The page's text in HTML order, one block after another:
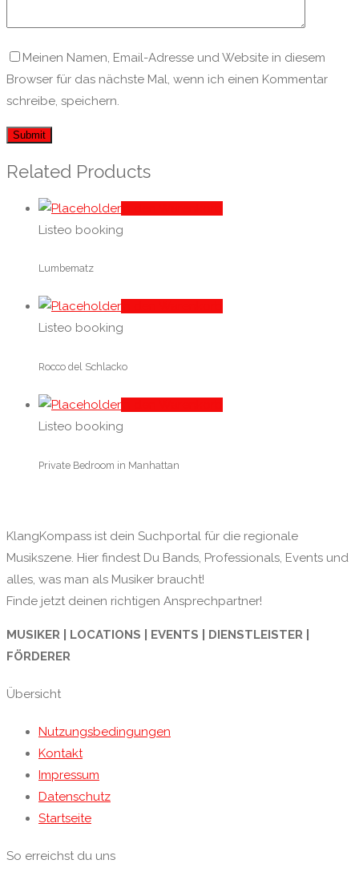
Meinen Namen, Email-Adresse und Website in diesem
Browser für das nächste Mal, wenn ich einen Kommentar
schreibe, speichern.
Related Products
Listeo booking
Lumbematz
Listeo booking
Rocco del Schlacko
Listeo booking
Private Bedroom in Manhattan
KlangKompass ist dein Suchportal für die regionale
Musikszene. Hier findest Du Bands, Professionals, Events und
alles, was man als Musiker braucht!
Finde jetzt deinen richtigen Ansprechpartner!
MUSIKER | LOCATIONS | EVENTS | DIENSTLEISTER |
FÖRDERER
Übersicht
Nutzungsbedingungen
Kontakt
Impressum
Datenschutz
Startseite
So erreichst du uns